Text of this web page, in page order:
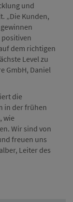
und
„Die Kunden,
dem richtigen
Level zu
GmbH, Daniel
die
in der frühen
wie
Wir sind von
freuen uns
Leiter des